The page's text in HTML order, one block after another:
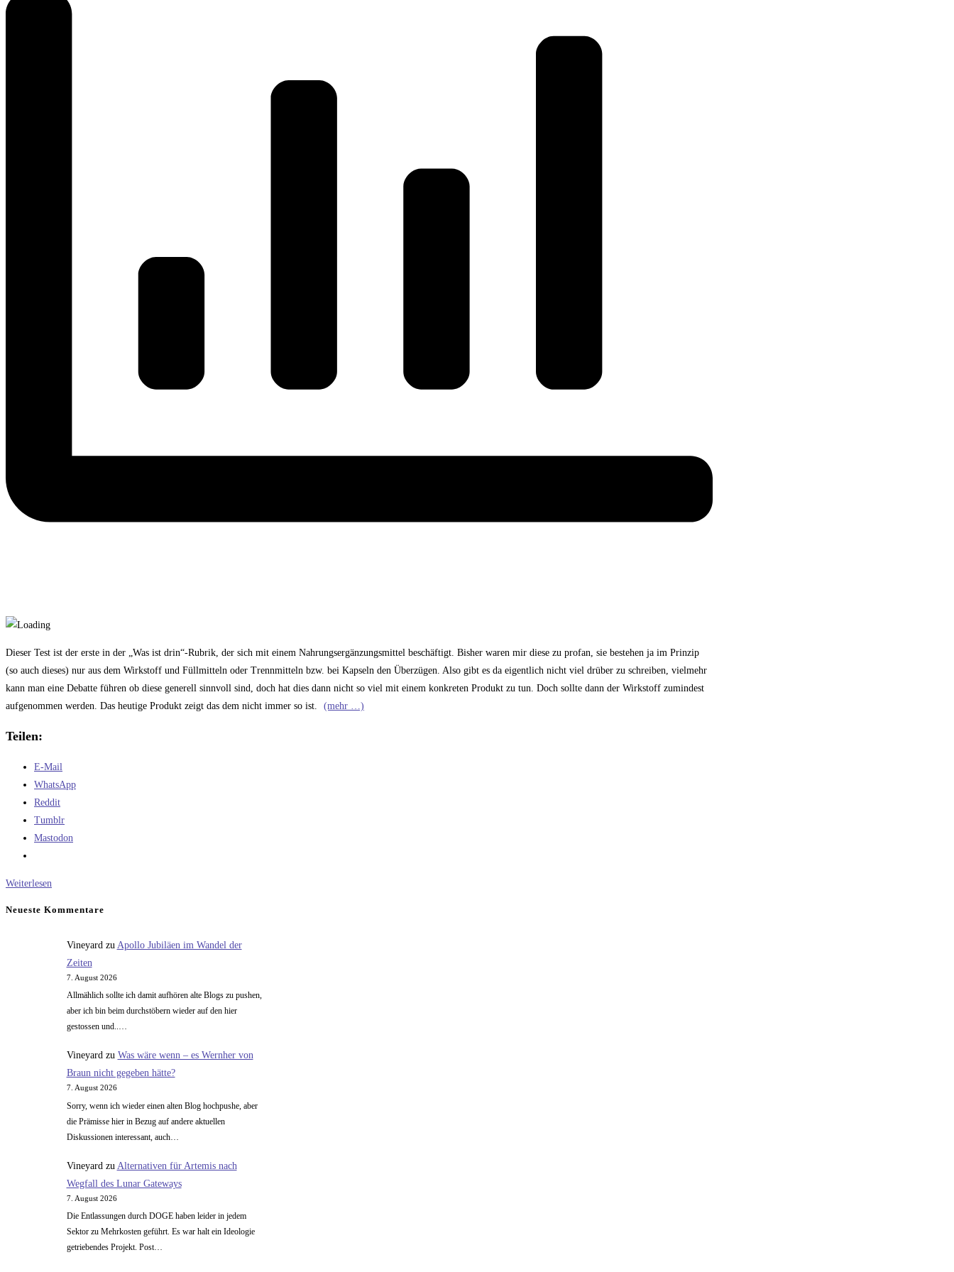
Dieser Test ist der erste in der „Was ist drin“-Rubrik, der sich mit einem Nahrungsergänzungsmittel beschäftigt. Bisher waren mir diese zu profan, sie bestehen ja im Prinzip
(so auch dieses) nur aus dem Wirkstoff und Füllmitteln oder Trennmitteln bzw. bei Kapseln den Überzügen. Also gibt es da eigentlich nicht viel drüber zu schreiben, vielmehr
kann man eine Debatte führen ob diese generell sinnvoll sind, doch hat dies dann nicht so viel mit einem konkreten Produkt zu tun. Doch sollte dann der Wirkstoff zumindest
aufgenommen werden. Das heutige Produkt zeigt das dem nicht immer so ist.
(mehr …)
Teilen:
E-Mail
WhatsApp
Reddit
Tumblr
Mastodon
Weiterlesen
Magnesium
Neueste Kommentare
Vineyard zu Apollo Jubiläen im Wandel der
Zeiten
7. August 2026
Allmählich sollte ich damit aufhören alte Blogs zu pushen,
aber ich bin beim durchstöbern wieder auf den hier
gestossen und..…
Vineyardzu Was wäre wenn – es Wernher von
Braun nicht gegeben hätte?
7. August 2026
Sorry, wenn ich wieder einen alten Blog hochpushe, aber
die Prämisse hier in Bezug auf andere aktuellen
Diskussionen interessant, auch…
Vineyard zu Alternativen für Artemis nach
Wegfall des Lunar Gateways
7. August 2026
Die Entlassungen durch DOGE haben leider in jedem
Sektor zu Mehrkosten geführt. Es war halt ein Ideologie
getriebendes Projekt. Post…